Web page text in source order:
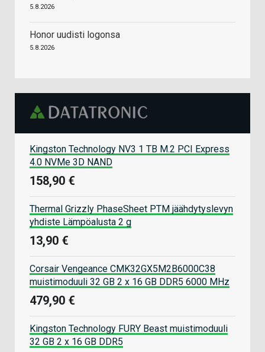
5.8.2026
Honor uudisti logonsa
5.8.2026
Kingston Technology NV3 1 TB M.2 PCI Express
4.0 NVMe 3D NAND
158,90 €
Thermal Grizzly PhaseSheet PTM jäähdytyslevyn
yhdiste Lämpöalusta 2 g
13,90 €
Corsair Vengeance CMK32GX5M2B6000C38
muistimoduuli 32 GB 2 x 16 GB DDR5 6000 MHz
479,90 €
Kingston Technology FURY Beast muistimoduuli
32 GB 2 x 16 GB DDR5